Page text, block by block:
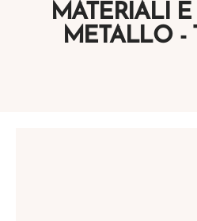
MATERIALI
METALLO -